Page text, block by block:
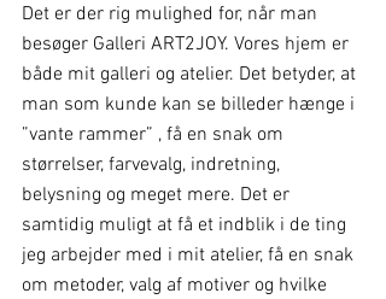
Det er der rig mulighed for, når man
besøger Galleri ART2JOY. Vores hjem er
både mit galleri og atelier. Det betyder, at
man som kunde kan se billeder hænge i
”vante rammer” , få en snak om
størrelser, farvevalg, indretning,
belysning og meget mere. Det er
samtidig muligt at få et indblik i de ting
jeg arbejder med i mit atelier, få en snak
om metoder, valg af motiver og hvilke